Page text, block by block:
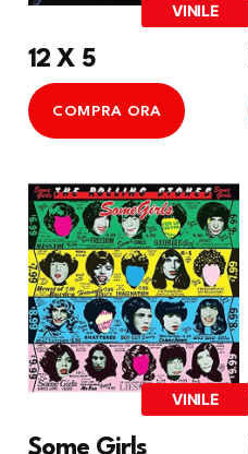
VINILE
12 X 5
COMPRA ORA
VINILE
Some Girls